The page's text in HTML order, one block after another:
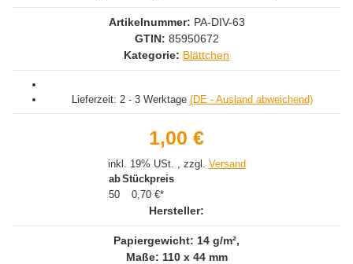
Artikelnummer: PA-DIV-63
GTIN: 85950672
Kategorie: Blättchen
Lieferzeit: 2 - 3 Werktage (DE - Ausland abweichend)
1,00 €
inkl. 19% USt. , zzgl. Versand
abStückpreis
50
0,70 €*
Hersteller:
Papiergewicht: 14 g/m²,
Maße: 110 x 44 mm